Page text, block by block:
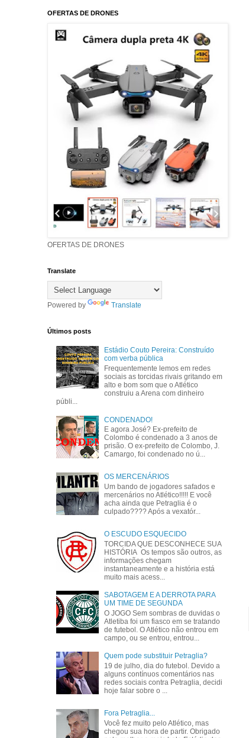
OFERTAS DE DRONES
OFERTAS DE DRONES
Translate
Powered by Translate
Últimos posts
Estádio Couto Pereira: Construído
com verba pública
Frequentemente lemos em redes
sociais as torcidas rivais gritando em
alto e bom som que o Atlético
construiu a Arena com dinheiro
públi...
CONDENADO!
E agora José? Ex-prefeito de
Colombo é condenado a 3 anos de
prisão. O ex-prefeito de Colombo, J.
Camargo, foi condenado no ú...
OS MERCENÁRIOS
Um bando de jogadores safados e
mercenários no Atlético!!!!! E você
acha ainda que Petraglia é o
culpado???? Após a vexatór...
O ESCUDO ESQUECIDO
TORCIDA QUE DESCONHECE SUA
HISTÓRIA Os tempos são outros, as
informações chegam
instantaneamente e a história está
muito mais acess...
SABOTAGEM E A DERROTA PARA
UM TIME DE SEGUNDA
O JOGO Sem sombras de duvidas o
Atletiba foi um fiasco em se tratando
de futebol. O Atlético não entrou em
campo, ou se entrou, entrou...
Quem pode substituir Petraglia?
19 de julho, dia do futebol. Devido a
alguns contínuos comentários nas
redes sociais contra Petraglia, decidi
hoje falar sobre o ...
Fora Petraglia...
Você fez muito pelo Atlético, mas
chegou sua hora de partir. Obrigado